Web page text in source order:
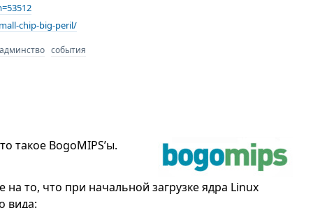
chip-big-peril/
события
такое BogoMIPS’ы.
то, что при начальной загрузке ядра Linux
вида: